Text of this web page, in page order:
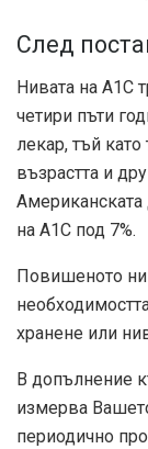
След
Нивата на A1C
четири пъти
лекар, тъй
възрастта и
на А1С под 7%.
Повишеното
хранене или
В допълнение
измерва
периодично